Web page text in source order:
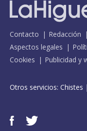
Contacto Redacción
Aspectos legales
Cookies
Publicidad y
Otros servicios: Chistes |